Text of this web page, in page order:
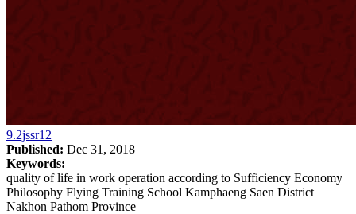
9.2jssr12
Published: Dec 31, 2018
Keywords:
quality of life in work operation according to Sufficiency Economy
Philosophy Flying Training School Kamphaeng Saen District
Nakhon Pathom Province